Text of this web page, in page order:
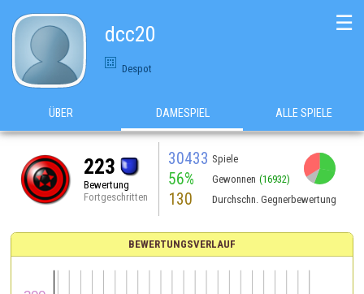
dcc20
Despot
☰
ÜBER DAMESPIEL ALLE SPIELE
223
Bewertung
Fortgeschritten
30433 Spiele
56% Gewonnen (16932)
130 Durchschn. Gegnerbewertung
BEWERTUNGSVERLAUF